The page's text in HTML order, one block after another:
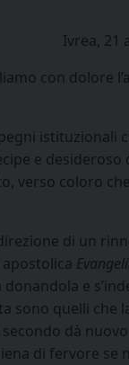
Ivrea, 21
con dolore
istituzionali
e desideroso
verso coloro che
di un
e
sono quelli che
dà
di fervore se